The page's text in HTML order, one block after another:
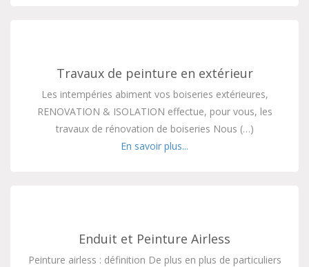
Travaux de peinture en extérieur
Les intempéries abiment vos boiseries extérieures,
RENOVATION & ISOLATION effectue, pour vous, les
travaux de rénovation de boiseries Nous (…)
En savoir plus...
Enduit et Peinture Airless
Peinture airless : définition De plus en plus de particuliers